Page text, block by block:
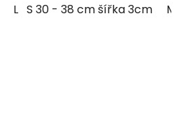
L 39 - 51 cm šířka 3cm
S 30 - 38 cm šířka 3cm